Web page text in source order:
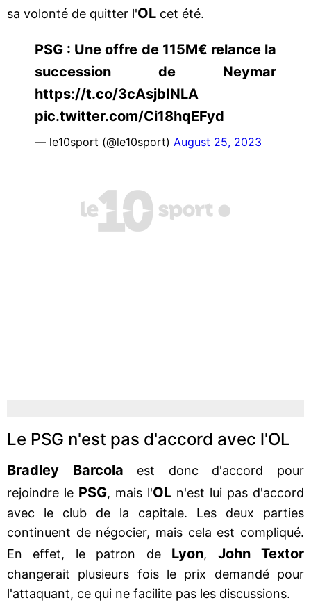
sa volonté de quitter l'OL cet été.
PSG : Une offre de 115M€ relance la
succession de Neymar
https://t.co/3cAsjbINLA
pic.twitter.com/Ci18hqEFyd
— le10sport (@le10sport) August 25, 2023
Le PSG n'est pas d'accord avec l'OL
Bradley Barcola est donc d'accord pour
rejoindre le PSG, mais l'OL n'est lui pas d'accord
avec le club de la capitale. Les deux parties
continuent de négocier, mais cela est compliqué.
En effet, le patron de Lyon, John Textor
changerait plusieurs fois le prix demandé pour
l'attaquant, ce qui ne facilite pas les discussions.